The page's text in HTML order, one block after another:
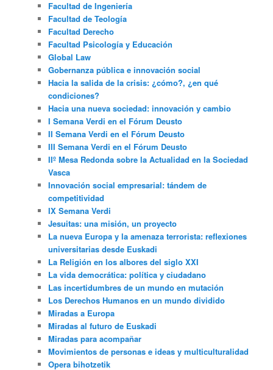
Facultad de Ingeniería
Facultad de Teología
Facultad Derecho
Facultad Psicología y Educación
Global Law
Gobernanza pública e innovación social
Hacia la salida de la crisis: ¿cómo?, ¿en qué
condiciones?
Hacia una nueva sociedad: innovación y cambio
I Semana Verdi en el Fórum Deusto
II Semana Verdi en el Fórum Deusto
III Semana Verdi en el Fórum Deusto
IIº Mesa Redonda sobre la Actualidad en la Sociedad
Vasca
Innovación social empresarial: tándem de
competitividad
IX Semana Verdi
Jesuitas: una misión, un proyecto
La nueva Europa y la amenaza terrorista: reflexiones
universitarias desde Euskadi
La Religión en los albores del siglo XXI
La vida democrática: política y ciudadano
Las incertidumbres de un mundo en mutación
Los Derechos Humanos en un mundo dividido
Miradas a Europa
Miradas al futuro de Euskadi
Miradas para acompañar
Movimientos de personas e ideas y multiculturalidad
Opera bihotzetik